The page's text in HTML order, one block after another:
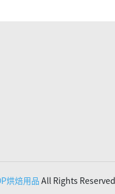
烘焙用品 All Rights